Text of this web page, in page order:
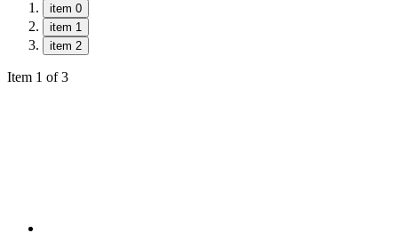
item 0
item 1
item 2
Item 1 of 3